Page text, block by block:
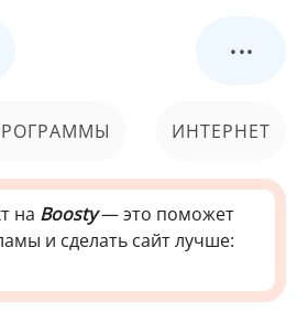
...
ИНТЕРНЕТ
СИСТЕМА
на Boosty— это поможет
и сделать сайт лучше: